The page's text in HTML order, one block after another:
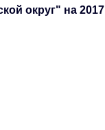
округ" на